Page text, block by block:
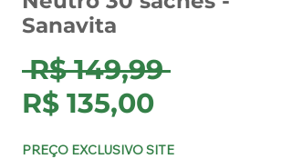
Sanavita
R$ 149,99 Preço
R$ 135,00Preço
PREÇO EXCLUSIVO SITE